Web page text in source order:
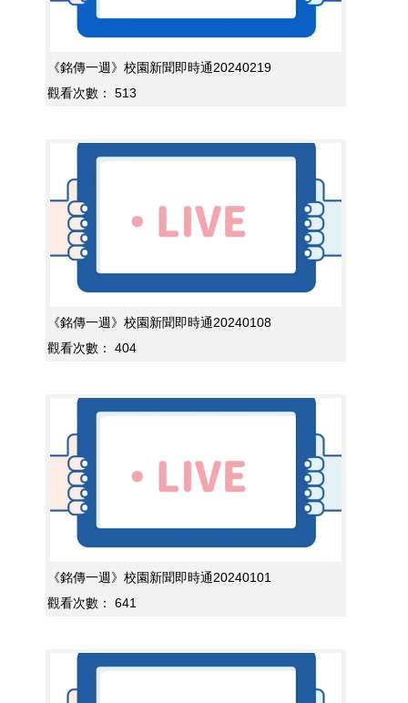
《銘傳一週》校園新聞即時通20240219
觀看次數：
513
《銘傳一週》校園新聞即時通20240108
觀看次數：
404
《銘傳一週》校園新聞即時通20240101
觀看次數：
641